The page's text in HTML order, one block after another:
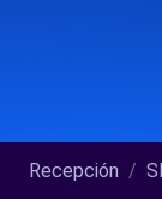
Recepción